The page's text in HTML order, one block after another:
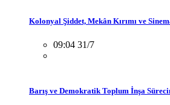
Kolonyal Şiddet, Mekân Kırımı ve
09:04 31/7
Barış ve Demokratik Toplum İnşa